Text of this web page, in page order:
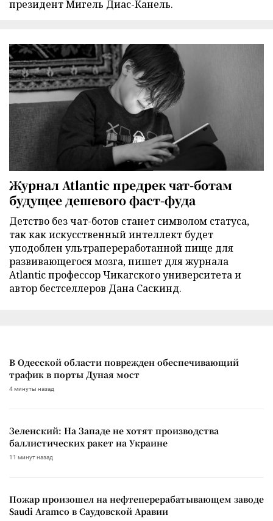
президент Мигель Диас-Канель.
Журнал Atlantic предрек чат-ботам
будущее дешевого фаст-фуда
Детство без чат-ботов станет символом статуса,
так как искусственный интеллект будет
уподоблен ультрапереработанной пище для
развивающегося мозга, пишет для журнала
Atlantic профессор Чикагского университета и
автор бестселлеров Дана Саскинд.
В Одесской области поврежден обеспечивающий
трафик в порты Дуная мост
4 минуты назад
Зеленский: На Западе не хотят производства
баллистических ракет на Украине
11 минут назад
Пожар произошел на нефтеперерабатывающем заводе
Saudi Aramco в Саудовской Аравии